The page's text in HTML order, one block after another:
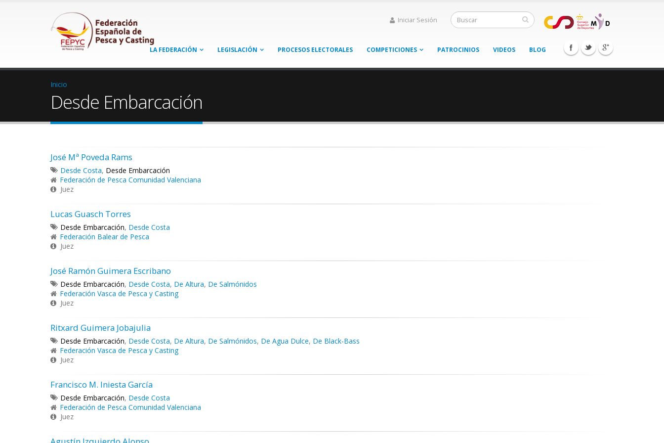
Iniciar Sesión
LA FEDERACIÓN LEGISLACIÓN PROCESOS ELECTORALES COMPETICIONES PATROCINIOS VIDEOS BLOG
Inicio
Desde Embarcación
José Mª Poveda Rams
Desde Costa, Desde Embarcación
Federación de Pesca Comunidad Valenciana
Juez
Lucas Guasch Torres
Desde Embarcación, Desde Costa
Federación Balear de Pesca
Juez
José Ramón Guimera Escribano
Desde Embarcación, Desde Costa, De Altura, De Salmónidos
Federación Vasca de Pesca y Casting
Juez
Ritxard Guimera Jobajulia
Desde Embarcación, Desde Costa, De Altura, De Salmónidos, De Agua Dulce, De Black-Bass
Federación Vasca de Pesca y Casting
Juez
Francisco M. Iniesta García
Desde Embarcación, Desde Costa
Federación de Pesca Comunidad Valenciana
Juez